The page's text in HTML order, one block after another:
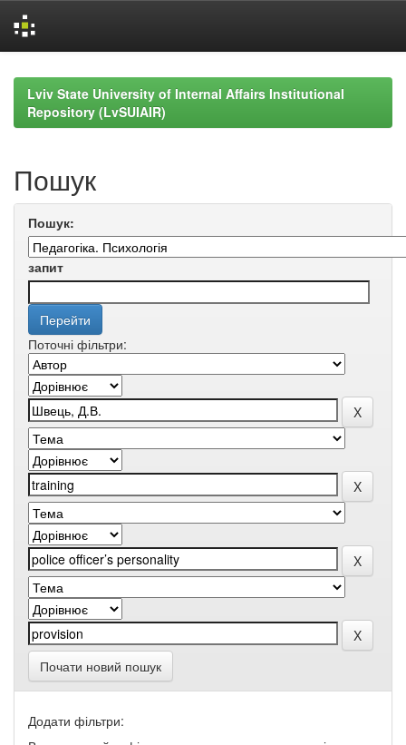
navigationLviv State University of Internal Affairs Institutional
Repository (LvSUIAIR)
Пошук
Пошук:
запит
Поточні фільтри:
Почати новий пошук
Додати фільтри: